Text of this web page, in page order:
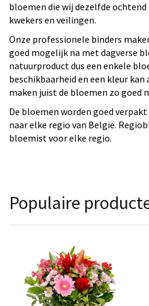
bloemen die wij dezelfde
kwekers en veilingen.
Onze professionele binders
goed mogelijk na met dagverse
natuurproduct dus een enkele
beschikbaarheid en een kleur
maken juist de bloemen zo goed
De bloemen worden goed
naar elke regio van België.
bloemist voor elke regio.
Populaire